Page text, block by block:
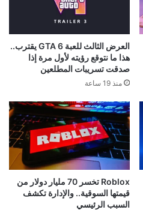
العرض الثالث للعبة GTA 6 يقترب..
هذا ما نتوقع رؤيته لأول مرة إذا
صدقت تسريبات المطلعين
منذ 19 ساعة
Roblox تخسر 70 مليار دولار من
قيمتها السوقية.. والإدارة تكشف
السبب الرئيسي